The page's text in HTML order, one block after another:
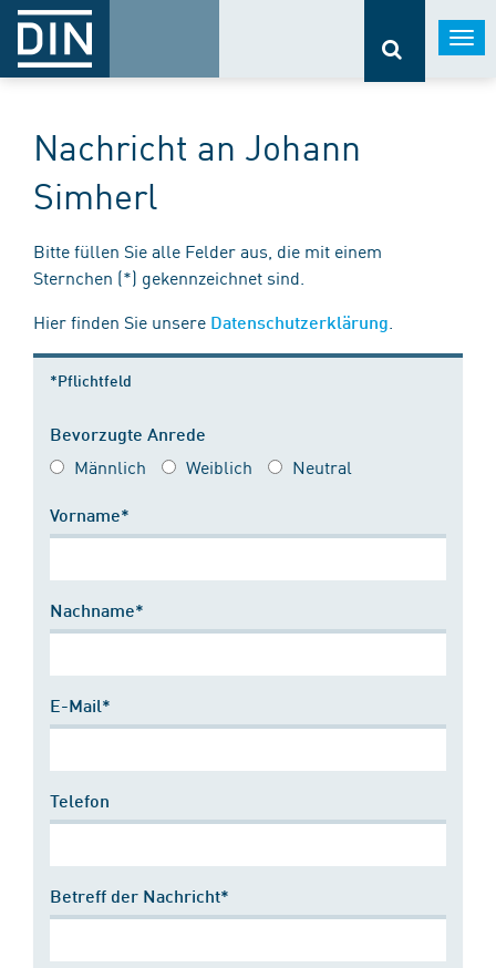
Nachricht an Johann
Simherl
Bitte füllen Sie alle Felder aus, die mit einem
Sternchen (*) gekennzeichnet sind.
Hier finden Sie unsere Datenschutzerklärung
*Pflichtfeld
Bevorzugte Anrede
Männlich Weiblich Neutral
Vorname*
Nachname*
E-Mail*
Telefon
Betreff der Nachricht*